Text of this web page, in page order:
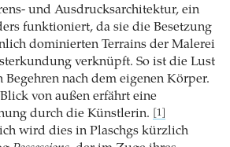
und Ausdrucksarchitektur, ein
funktioniert, da sie die Besetzung
dominierten Terrains der Malerei
verknüpft. So ist die Lust
nach dem eigenen Körper.
von außen erfährt eine
durch die Künstlerin.
[1]
wird dies in Plaschgs kürzlich